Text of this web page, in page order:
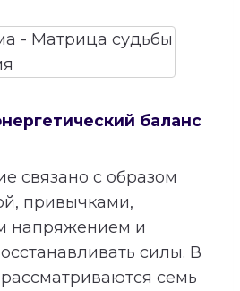
баланс
связано с образом
привычками,
напряжением и
силы. В
семь